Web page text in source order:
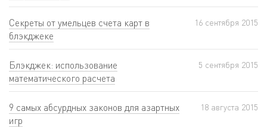
Секреты от умельцев счета карт в
блэкджеке
16 сентября 2015
Блэкджек: использование
математического расчета
5 сентября 2015
9 самых абсурдных законов для азартных
игр
18 августа 2015